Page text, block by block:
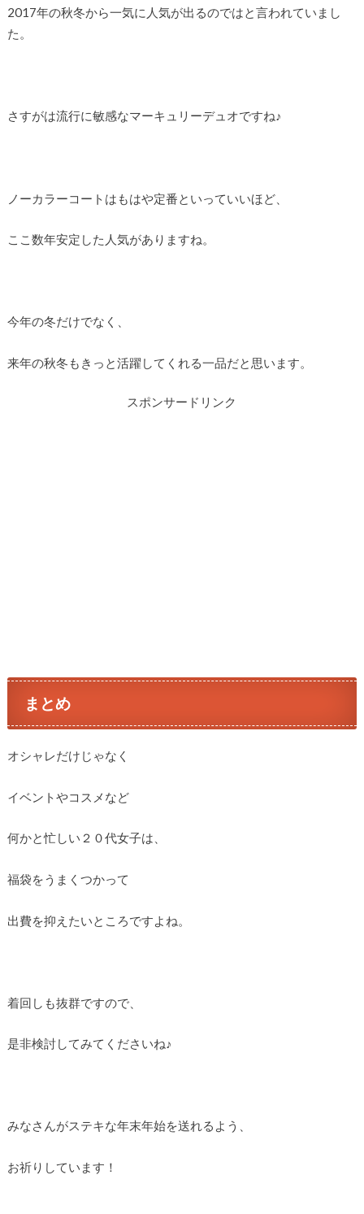
2017年の秋冬から一気に人気が出るのではと言われていまし
た。
さすがは流行に敏感なマーキュリーデュオですね♪
ノーカラーコートはもはや定番といっていいほど、
ここ数年安定した人気がありますね。
今年の冬だけでなく、
来年の秋冬もきっと活躍してくれる一品だと思います。
スポンサードリンク
まとめ
オシャレだけじゃなく
イベントやコスメなど
何かと忙しい２０代女子は、
福袋をうまくつかって
出費を抑えたいところですよね。
着回しも抜群ですので、
是非検討してみてくださいね♪
みなさんがステキな年末年始を送れるよう、
お祈りしています！